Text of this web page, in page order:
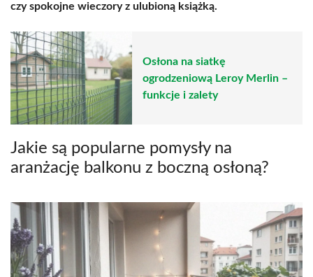
czy spokojne wieczory z ulubioną książką.
Osłona na siatkę
ogrodzeniową Leroy Merlin –
funkcje i zalety
Jakie są popularne pomysły na
aranżację balkonu z boczną osłoną?